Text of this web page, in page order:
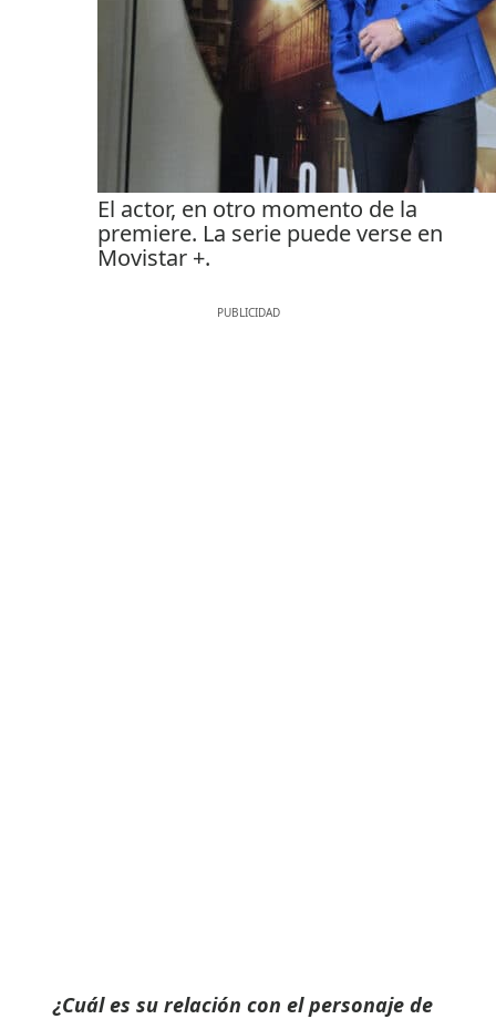
El actor, en otro momento de la
premiere. La serie puede verse en
Movistar +.
¿Cuál es su relación con el personaje de